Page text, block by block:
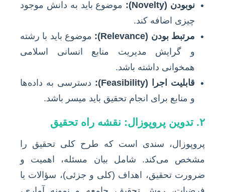
نوبودن (Novelty):
موضوع باید به دانش موجود
چیزی اضافه کند.
مرتبط بودن (Relevance):
موضوع باید با رشته
و گرایش مدیریت منابع انسانی اسلامی
همخوانی داشته باشد.
قابلیت اجرا (Feasibility):
دسترسی به داده‌ها
و منابع برای انجام تحقیق باید میسر باشد.
۲. تدوین پروپوزال: نقشه راه تحقیق
پروپوزال، سندی است که طرح کلی تحقیق را
مشخص می‌کند. شامل بیان مسئله، اهمیت و
ضرورت تحقیق، اهداف (کلی و جزئی)، سؤالات یا